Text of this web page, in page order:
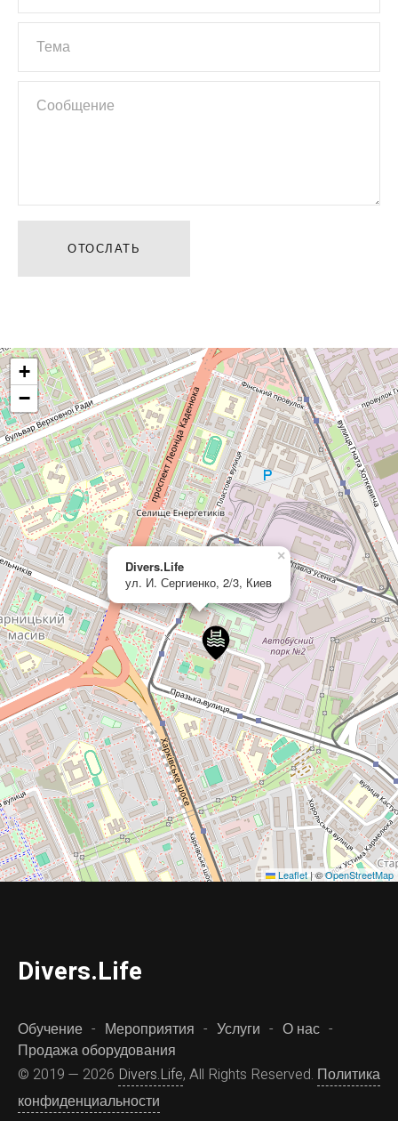
ОТОСЛАТЬ
Divers.Life
ул. И. Сергиенко, 2/3, Киев
×
+
−
Leaflet|©OpenStreetMap
Divers.Life
Обучение Мероприятия Услуги
О нас
Продажа оборудования
© 2019 — 2026 Divers.Life, All Rights Reserved. Политика
конфиденциальности